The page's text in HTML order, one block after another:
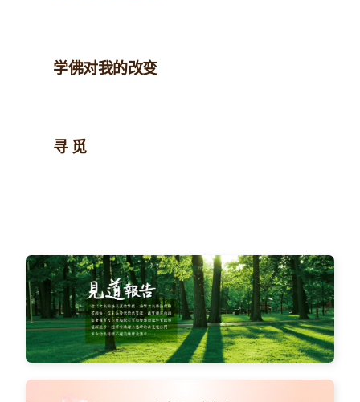
学佛对我的改变
寻 觅